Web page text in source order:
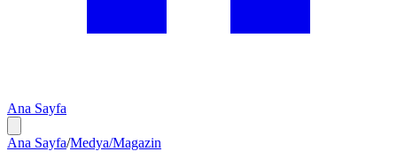
Ana Sayfa
Ana Sayfa/Medya/Magazin